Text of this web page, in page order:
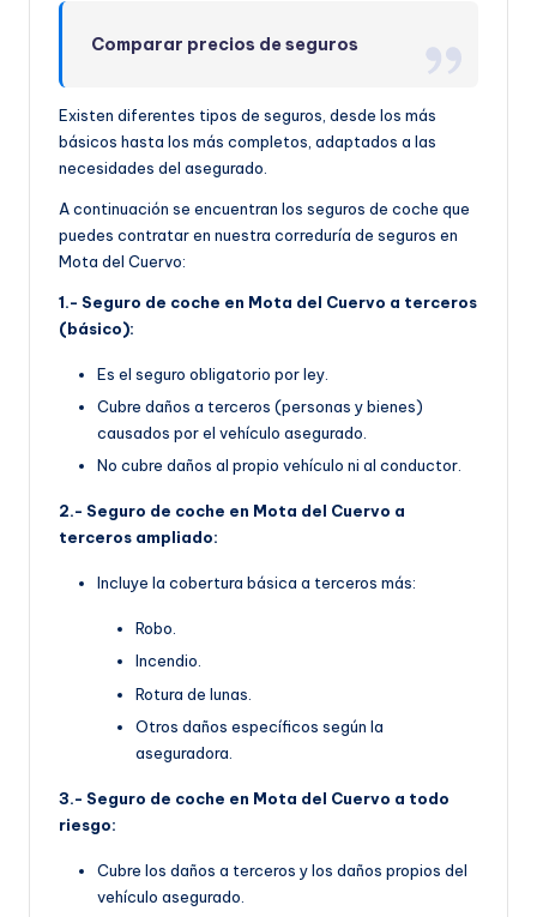
Comparar precios de seguros
Existen diferentes tipos de seguros, desde los más
básicos hasta los más completos, adaptados a las
necesidades del asegurado.
A continuación se encuentran los seguros de coche que
puedes contratar en nuestra correduría de seguros en
Mota del Cuervo:
1.- Seguro de coche en Mota del Cuervo a terceros
(básico):
Es el seguro obligatorio por ley.
Cubre daños a terceros (personas y bienes)
causados por el vehículo asegurado.
No cubre daños al propio vehículo ni al conductor.
2.- Seguro de coche en Mota del Cuervo a
terceros ampliado:
Incluye la cobertura básica a terceros más:
Robo.
Incendio.
Rotura de lunas.
Otros daños específicos según la
aseguradora.
3.- Seguro de coche en Mota del Cuervo a todo
riesgo:
Cubre los daños a terceros y los daños propios del
vehículo asegurado.